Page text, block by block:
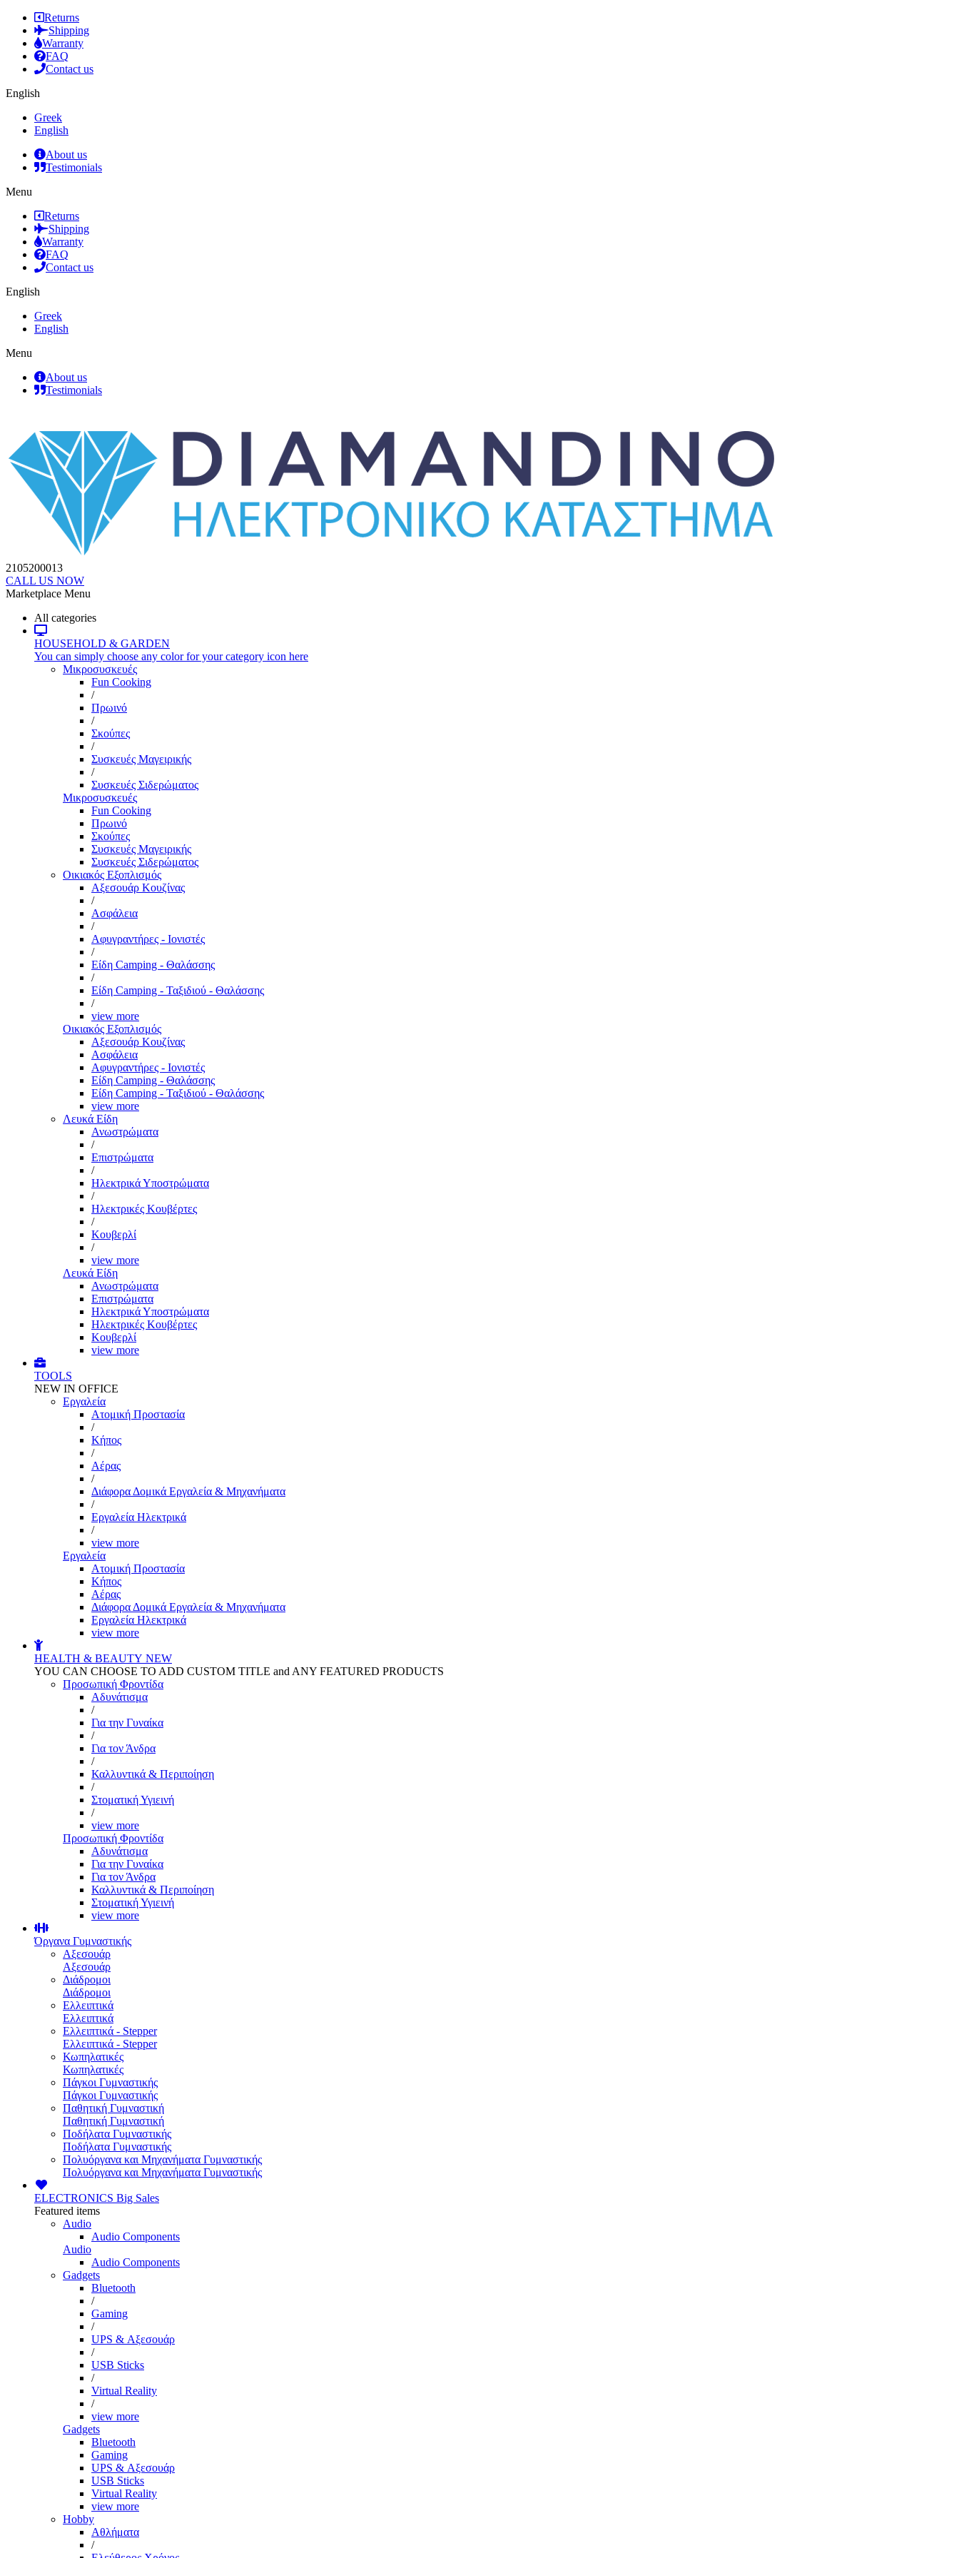
Returns
Shipping
Warranty
FAQ
Contact us
English
Greek
English
About us
Testimonials
Menu
Returns
Shipping
Warranty
FAQ
Contact us
English
Greek
English
Menu
About us
Testimonials
2105200013
CALL US NOW
Marketplace Menu
All categories
HOUSEHOLD & GARDEN
You can simply choose any color for your category icon here
Μικροσυσκευές
Fun Cooking
/
Πρωινό
/
Σκούπες
/
Συσκευές Μαγειρικής
/
Συσκευές Σιδερώματος
Μικροσυσκευές
Fun Cooking
Πρωινό
Σκούπες
Συσκευές Μαγειρικής
Συσκευές Σιδερώματος
Οικιακός Εξοπλισμός
Αξεσουάρ Κουζίνας
/
Ασφάλεια
/
Αφυγραντήρες - Ιονιστές
/
Είδη Camping - Θαλάσσης
/
Είδη Camping - Ταξιδιού - Θαλάσσης
/
view more
Οικιακός Εξοπλισμός
Αξεσουάρ Κουζίνας
Ασφάλεια
Αφυγραντήρες - Ιονιστές
Είδη Camping - Θαλάσσης
Είδη Camping - Ταξιδιού - Θαλάσσης
view more
Λευκά Είδη
Ανωστρώματα
/
Επιστρώματα
/
Ηλεκτρικά Υποστρώματα
/
Ηλεκτρικές Κουβέρτες
/
Κουβερλί
/
view more
Λευκά Είδη
Ανωστρώματα
Επιστρώματα
Ηλεκτρικά Υποστρώματα
Ηλεκτρικές Κουβέρτες
Κουβερλί
view more
TOOLS
NEW IN OFFICE
Εργαλεία
Aτομική Προστασία
/
Kήπος
/
Αέρας
/
Διάφορα Δομικά Εργαλεία & Μηχανήματα
/
Εργαλεία Ηλεκτρικά
/
view more
Εργαλεία
Aτομική Προστασία
Kήπος
Αέρας
Διάφορα Δομικά Εργαλεία & Μηχανήματα
Εργαλεία Ηλεκτρικά
view more
HEALTH & BEAUTY NEW
YOU CAN CHOOSE TO ADD CUSTOM TITLE and ANY FEATURED PRODUCTS
Προσωπική Φροντίδα
Αδυνάτισμα
/
Για την Γυναίκα
/
Για τον Άνδρα
/
Καλλυντικά & Περιποίηση
/
Στοματική Υγιεινή
/
view more
Προσωπική Φροντίδα
Αδυνάτισμα
Για την Γυναίκα
Για τον Άνδρα
Καλλυντικά & Περιποίηση
Στοματική Υγιεινή
view more
Όργανα Γυμναστικής
Αξεσουάρ
Αξεσουάρ
Διάδρομοι
Διάδρομοι
Ελλειπτικά
Ελλειπτικά
Ελλειπτικά - Stepper
Ελλειπτικά - Stepper
Κωπηλατικές
Κωπηλατικές
Πάγκοι Γυμναστικής
Πάγκοι Γυμναστικής
Παθητική Γυμναστική
Παθητική Γυμναστική
Ποδήλατα Γυμναστικής
Ποδήλατα Γυμναστικής
Πολυόργανα και Μηχανήματα Γυμναστικής
Πολυόργανα και Μηχανήματα Γυμναστικής
ELECTRONICS Big Sales
Featured items
Audio
Audio Components
Audio
Audio Components
Gadgets
Bluetooth
/
Gaming
/
UPS & Αξεσουάρ
/
USB Sticks
/
Virtual Reality
/
view more
Gadgets
Bluetooth
Gaming
UPS & Αξεσουάρ
USB Sticks
Virtual Reality
view more
Hobby
Αθλήματα
/